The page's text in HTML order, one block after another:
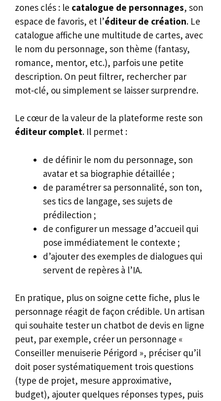
zones clés : le catalogue de personnages, son
espace de favoris, et l’éditeur de création. Le
catalogue affiche une multitude de cartes, avec
le nom du personnage, son thème (fantasy,
romance, mentor, etc.), parfois une petite
description. On peut filtrer, rechercher par
mot‑clé, ou simplement se laisser surprendre.
Le cœur de la valeur de la plateforme reste son
éditeur complet. Il permet :
de définir le nom du personnage, son
avatar et sa biographie détaillée ;
de paramétrer sa personnalité, son ton,
ses tics de langage, ses sujets de
prédilection ;
de configurer un message d’accueil qui
pose immédiatement le contexte ;
d’ajouter des exemples de dialogues qui
servent de repères à l’IA.
En pratique, plus on soigne cette fiche, plus le
personnage réagit de façon crédible. Un artisan
qui souhaite tester un chatbot de devis en ligne
peut, par exemple, créer un personnage «
Conseiller menuiserie Périgord », préciser qu’il
doit poser systématiquement trois questions
(type de projet, mesure approximative,
budget), ajouter quelques réponses types, puis